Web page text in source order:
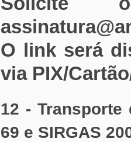
via PIX/
69 e SIRGAS